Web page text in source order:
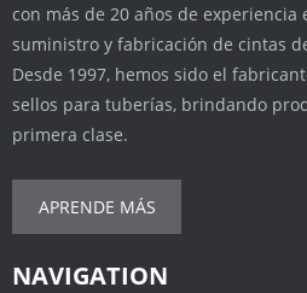
con más de 20 años de
suministro y fabricación de cintas de
Desde 1997, hemos sido el
sellos para tuberías, brindando
primera clase.
APRENDE MÁS
NAVIGATION